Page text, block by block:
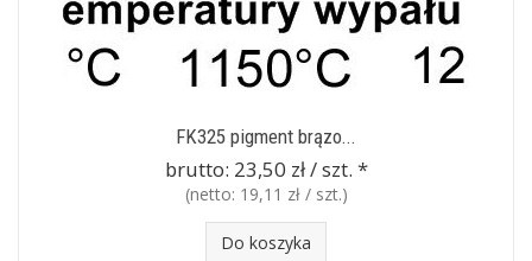
FK325 pigment brązo...
brutto: 23,50 zł / szt. *
(netto: 19,11 zł / szt.)
Do koszyka